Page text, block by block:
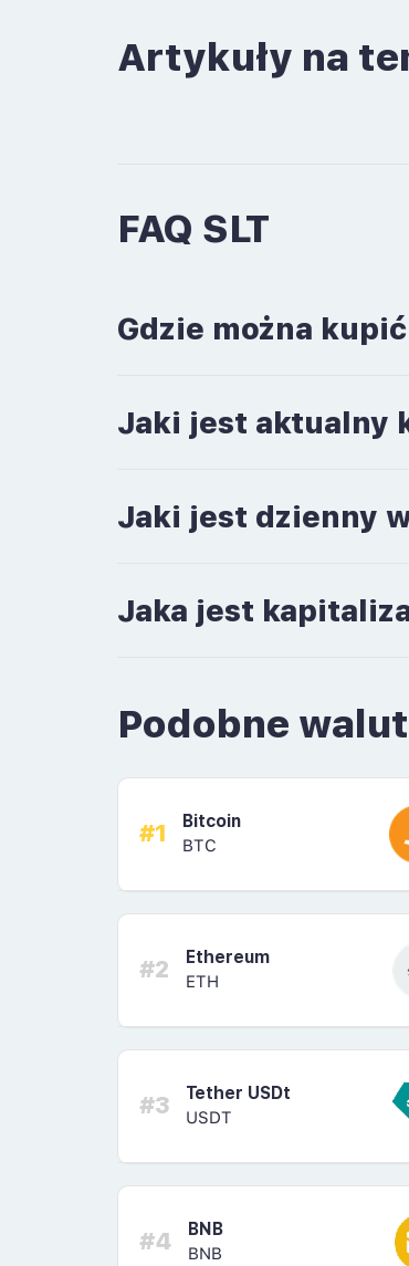
Artykuły na
FAQ SLT
Gdzie można kupić
Jaki jest aktualny
Jaki jest dzienny
Jaka jest
Podobne
#1
Bitcoin
BTC
#2
Ethereum
ETH
#3
Tether USDt
USDT
#4
BNB
BNB